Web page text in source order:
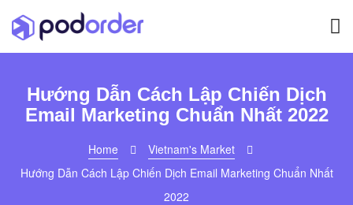
Hướng Dẫn Cách Lập Chiến Dịch
Email Marketing Chuẩn Nhất 2022
Home
Vietnam's Market
Hướng Dẫn Cách Lập Chiến Dịch Email Marketing Chuẩn Nhất
2022